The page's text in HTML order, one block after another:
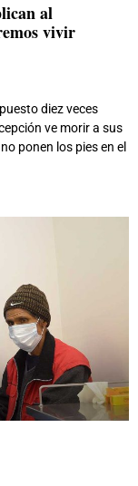
al
vivir
diez veces
ve morir a sus
ponen los pies en el